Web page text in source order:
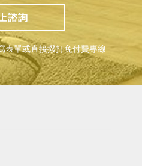
諮詢
表單或直接撥打免付費專線